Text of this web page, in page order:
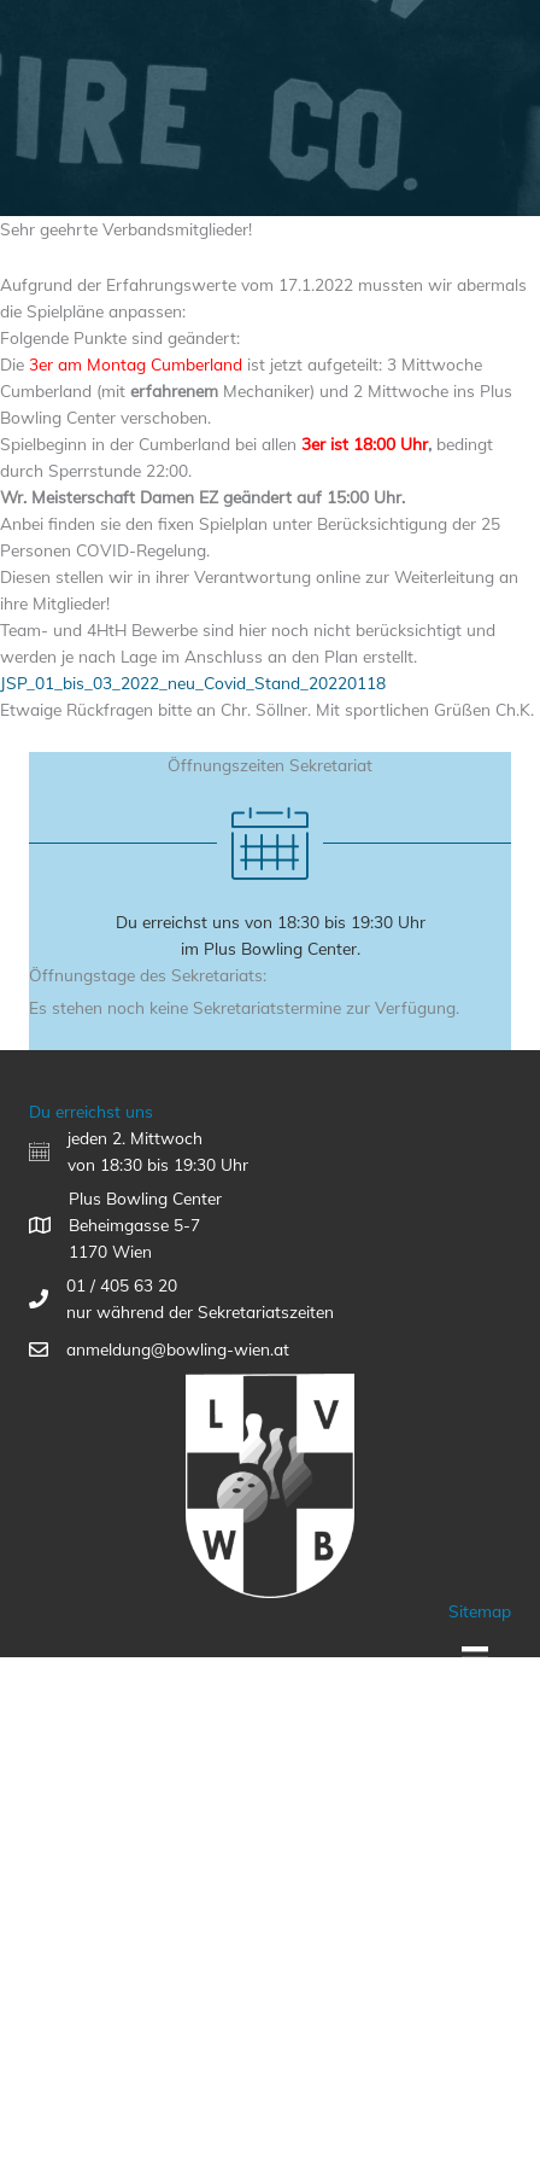
Sehr geehrte Verbandsmitglieder!
Aufgrund der Erfahrungswerte vom 17.1.2022 mussten wir abermals
die Spielpläne anpassen:
Folgende Punkte sind geändert:
Die 3er am Montag Cumberland ist jetzt aufgeteilt: 3 Mittwoche
Cumberland (mit erfahrenem Mechaniker) und 2 Mittwoche ins Plus
Bowling Center verschoben.
Spielbeginn in der Cumberland bei allen 3er ist 18:00 Uhr, bedingt
durch Sperrstunde 22:00.
Wr. Meisterschaft Damen EZ geändert auf 15:00 Uhr.
Anbei finden sie den fixen Spielplan unter Berücksichtigung der 25
Personen COVID-Regelung.
Diesen stellen wir in ihrer Verantwortung online zur Weiterleitung an
ihre Mitglieder!
Team- und 4HtH Bewerbe sind hier noch nicht berücksichtigt und
werden je nach Lage im Anschluss an den Plan erstellt.
JSP_01_bis_03_2022_neu_Covid_Stand_20220118
Etwaige Rückfragen bitte an Chr. Söllner. Mit sportlichen Grüßen Ch.K.
Öffnungszeiten Sekretariat
Du erreichst uns von 18:30 bis 19:30 Uhr
im Plus Bowling Center.
Öffnungstage des Sekretariats:
Es stehen noch keine Sekretariatstermine zur Verfügung.
Du erreichst uns
jeden 2. Mittwoch
von 18:30 bis 19:30 Uhr
Plus Bowling Center
Beheimgasse 5-7
1170 Wien
01 / 405 63 20
nur während der Sekretariatszeiten
anmeldung@bowling-wien.at
Sitemap